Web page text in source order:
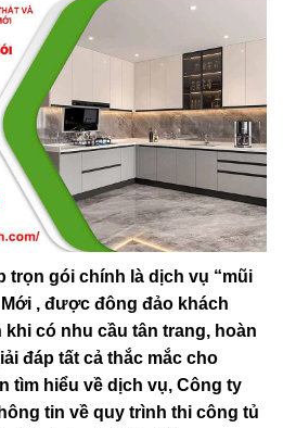
trọn gói chính là dịch vụ “mũi
, được đông đảo khách
có nhu cầu tân trang, hoàn
đáp tất cả thắc mắc cho
tìm hiểu về dịch vụ, Công ty
tin về quy trình thi công tủ